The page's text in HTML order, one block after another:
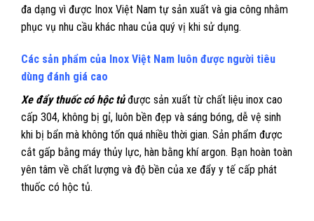
đa dạng vì được Inox Việt Nam tự sản xuất và gia công nhằm
phục vụ nhu cầu khác nhau của quý vị khi sử dụng.
Các sản phẩm của Inox Việt Nam luôn được người tiêu
dùng đánh giá cao
Xe đẩy thuốc có hộc tủđược sản xuất từ chất liệu inox cao
cấp 304, không bị gỉ, luôn bền đẹp và sáng bóng, dễ vệ sinh
khi bị bẩn mà không tốn quá nhiều thời gian. Sản phẩm được
cắt gấp bằng máy thủy lực, hàn bằng khí argon. Bạn hoàn toàn
yên tâm về chất lượng và độ bền của xe đẩy y tế cấp phát
thuốc có hộc tủ.